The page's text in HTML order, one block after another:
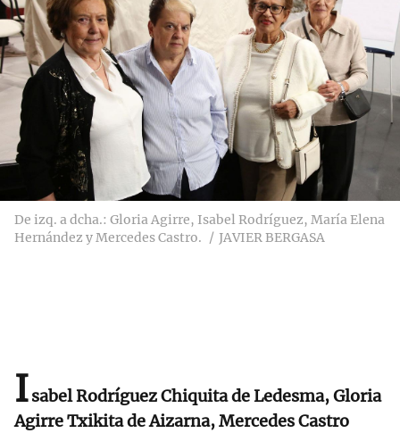
De izq. a dcha.: Gloria Agirre, Isabel Rodríguez, María Elena
Hernández y Mercedes Castro.
JAVIER BERGASA
Isabel Rodríguez Chiquita de Ledesma, Gloria
Agirre Txikita de Aizarna, Mercedes Castro